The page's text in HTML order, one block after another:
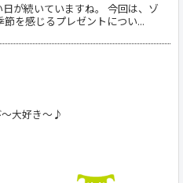
が続いていますね。 今回は、ゾ
を感じるプレゼントについ...
大好き～♪